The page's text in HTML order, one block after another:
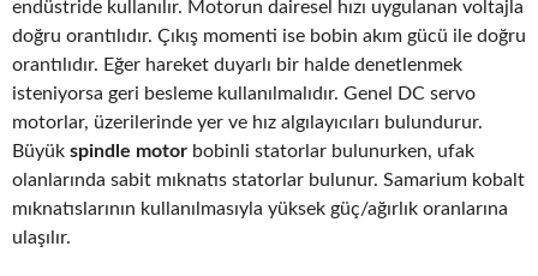
endüstride kullanılır. Motorun dairesel hızı uygulanan voltajla
doğru orantılıdır. Çıkış momenti ise bobin akım gücü ile doğru
orantılıdır. Eğer hareket duyarlı bir halde denetlenmek
isteniyorsa geri besleme kullanılmalıdır. Genel DC servo
motorlar, üzerilerinde yer ve hız algılayıcıları bulundurur.
Büyük spindle motor bobinli statorlar bulunurken, ufak
olanlarında sabit mıknatıs statorlar bulunur. Samarium kobalt
mıknatıslarının kullanılmasıyla yüksek güç/ağırlık oranlarına
ulaşılır.